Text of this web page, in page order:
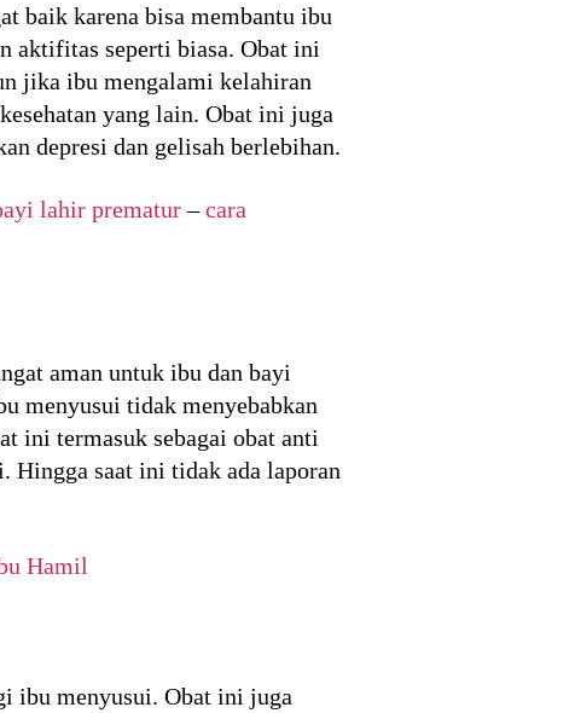
baik karena bisa membantu ibu
aktifitas seperti biasa. Obat ini
jika ibu mengalami kelahiran
yang lain. Obat ini juga
depresi dan gelisah berlebihan.
lahir prematur–cara
aman untuk ibu dan bayi
menyusui tidak menyebabkan
ini termasuk sebagai obat anti
Hingga saat ini tidak ada laporan
Hamil
ibu menyusui. Obat ini juga